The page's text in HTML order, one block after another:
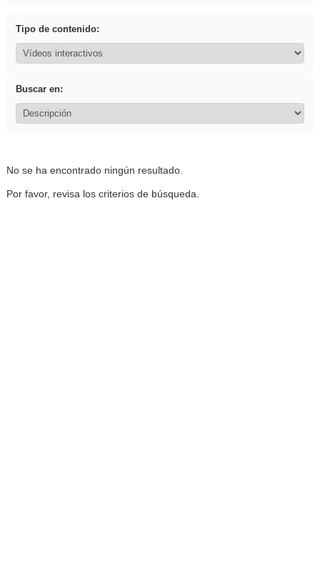
Tipo de contenido:
Buscar en:
No se ha encontrado ningún resultado.
Por favor, revisa los criterios de búsqueda.